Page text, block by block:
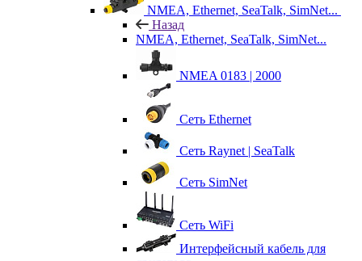
NMEA, Ethernet, SeaTalk, SimNet...
Назад
NMEA, Ethernet, SeaTalk, SimNet...
NMEA 0183 | 2000
Сеть Ethernet
Сеть Raynet | SeaTalk
Сеть SimNet
Сеть WiFi
Интерфейсный кабель для